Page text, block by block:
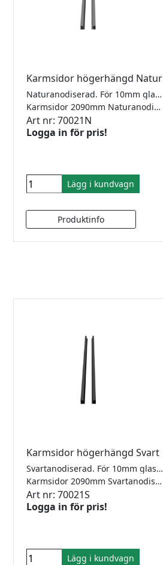
Karmsidor högerhängd Natur
Naturanodiserad. För 10mm glas. Förberett för gångjärn och låsbleck. Lev. inkl mont.sats, tätningslist för dörrbladet och spårgummi för fastglassidan. Kilgummi för fastglassidan beställs separat beroende på glastjocklek.
Karmsidor 2090mm Naturanodiserad Höger
Art nr: 70021N
Logga in för pris!
Lägg i kundvagn
Karmsidor högerhängd Svart
Svartanodiserad. För 10mm glas. Förberett för gångjärn och låsbleck. Lev. inkl mont.sats, tätningslist för dörrbladet och spårgummi för fastglassidan. Kilgummi för fastglassidan beställs separat beroende på glastjocklek.
Karmsidor 2090mm Svartanodiserad Höger
Art nr: 70021S
Logga in för pris!
Lägg i kundvagn